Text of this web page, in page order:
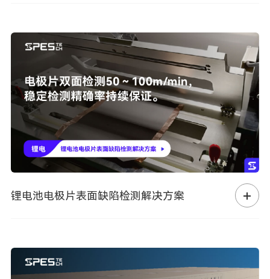
锂电池电极片表面缺陷检测解决方案